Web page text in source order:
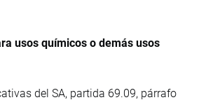
usos químicos o demás usos
del SA, partida 69.09, párrafo